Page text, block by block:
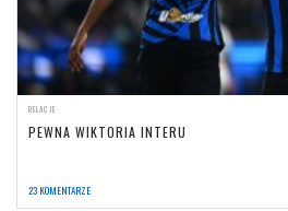
RELACJE
PEWNA WIKTORIA INTERU
23 KOMENTARZE